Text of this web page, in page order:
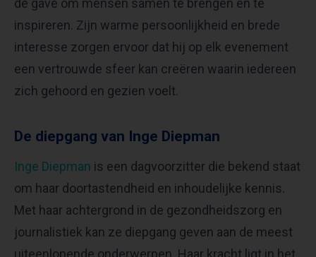
de gave om mensen samen te brengen en te
inspireren. Zijn warme persoonlijkheid en brede
interesse zorgen ervoor dat hij op elk evenement
een vertrouwde sfeer kan creëren waarin iedereen
zich gehoord en gezien voelt.
De diepgang van Inge Diepman
Inge Diepman is een dagvoorzitter die bekend staat
om haar doortastendheid en inhoudelijke kennis.
Met haar achtergrond in de gezondheidszorg en
journalistiek kan ze diepgang geven aan de meest
uiteenlopende onderwerpen. Haar kracht ligt in het